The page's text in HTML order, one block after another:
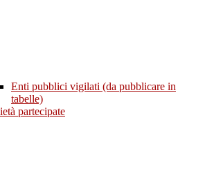
Enti pubblici vigilati (da pubblicare in
tabelle)
partecipate